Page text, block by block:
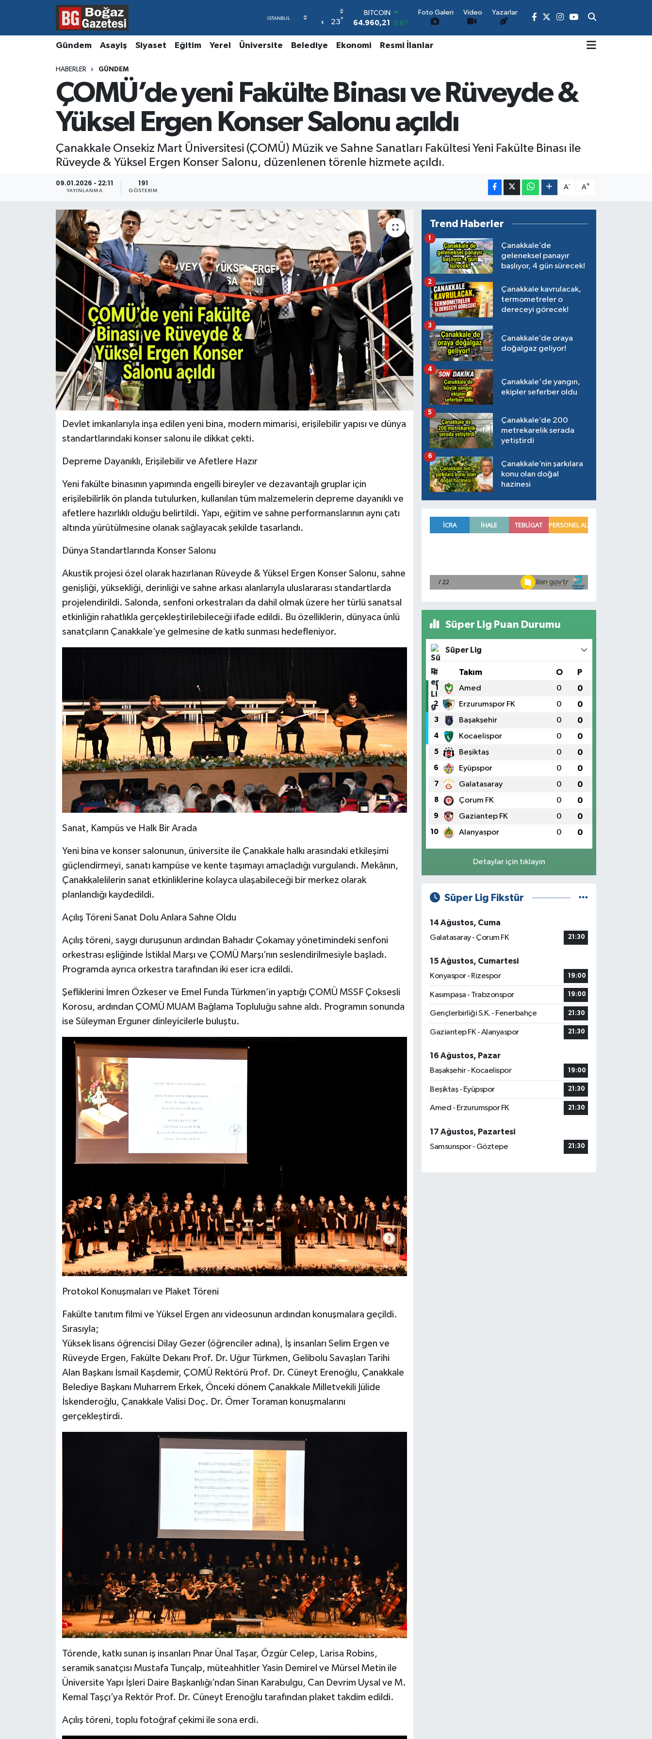
23°
DOLAR
47,7436
0.18
55,2510 0.32
6648.99
BİST100
13.779
-14
BITCOIN
64.960,21
0.87
Foto Galeri Video Yazarlar
Gündem Asayiş Siyaset Eğitim Yerel Üniversite Belediye Ekonomi Resmi İlanlar
HABERLER GÜNDEM
ÇOMÜ’de yeni Fakülte Binası ve Rüveyde &
Yüksel Ergen Konser Salonu açıldı
Çanakkale Onsekiz Mart Üniversitesi (ÇOMÜ) Müzik ve Sahne Sanatları Fakültesi Yeni Fakülte Binası ile
Rüveyde & Yüksel Ergen Konser Salonu, düzenlenen törenle hizmete açıldı.
09.01.2026 - 22:11
YAYINLANMA
191
GÖSTERIM
A- A+
Devlet imkanlarıyla inşa edilen yeni bina, modern mimarisi, erişilebilir yapısı ve dünya
standartlarındaki konser salonu ile dikkat çekti.
Depreme Dayanıklı, Erişilebilir ve Afetlere Hazır
Yeni fakülte binasının yapımında engelli bireyler ve dezavantajlı gruplar için
erişilebilirlik ön planda tutulurken, kullanılan tüm malzemelerin depreme dayanıklı ve
afetlere hazırlıklı olduğu belirtildi. Yapı, eğitim ve sahne performanslarının aynı çatı
altında yürütülmesine olanak sağlayacak şekilde tasarlandı.
Dünya Standartlarında Konser Salonu
Akustik projesi özel olarak hazırlanan Rüveyde & Yüksel Ergen Konser Salonu, sahne
genişliği, yüksekliği, derinliği ve sahne arkası alanlarıyla uluslararası standartlarda
projelendirildi. Salonda, senfoni orkestraları da dahil olmak üzere her türlü sanatsal
etkinliğin rahatlıkla gerçekleştirilebileceği ifade edildi. Bu özelliklerin, dünyaca ünlü
sanatçıların Çanakkale’ye gelmesine de katkı sunması hedefleniyor.
Sanat, Kampüs ve Halk Bir Arada
Yeni bina ve konser salonunun, üniversite ile Çanakkale halkı arasındaki etkileşimi
güçlendirmeyi, sanatı kampüse ve kente taşımayı amaçladığı vurgulandı. Mekânın,
Çanakkalelilerin sanat etkinliklerine kolayca ulaşabileceği bir merkez olarak
planlandığı kaydedildi.
Açılış Töreni Sanat Dolu Anlara Sahne Oldu
Açılış töreni, saygı duruşunun ardından Bahadır Çokamay yönetimindeki senfoni
orkestrası eşliğinde İstiklal Marşı ve ÇOMÜ Marşı’nın seslendirilmesiyle başladı.
Programda ayrıca orkestra tarafından iki eser icra edildi.
Şefliklerini İmren Özkeser ve Emel Funda Türkmen’in yaptığı ÇOMÜ MSSF Çoksesli
Korosu, ardından ÇOMÜ MUAM Bağlama Topluluğu sahne aldı. Programın sonunda
ise Süleyman Erguner dinleyicilerle buluştu.
Protokol Konuşmaları ve Plaket Töreni
Fakülte tanıtım filmi ve Yüksel Ergen anı videosunun ardından konuşmalara geçildi.
Sırasıyla;
Yüksek lisans öğrencisi Dilay Gezer (öğrenciler adına), İş insanları Selim Ergen ve
Rüveyde Ergen, Fakülte Dekanı Prof. Dr. Uğur Türkmen, Gelibolu Savaşları Tarihi
Alan Başkanı İsmail Kaşdemir, ÇOMÜ Rektörü Prof. Dr. Cüneyt Erenoğlu, Çanakkale
Belediye Başkanı Muharrem Erkek, Önceki dönem Çanakkale Milletvekili Jülide
İskenderoğlu, Çanakkale Valisi Doç. Dr. Ömer Toraman konuşmalarını
gerçekleştirdi.
Törende, katkı sunan iş insanları Pınar Ünal Taşar, Özgür Celep, Larisa Robins,
seramik sanatçısı Mustafa Tunçalp, müteahhitler Yasin Demirel ve Mürsel Metin ile
Üniversite Yapı İşleri Daire Başkanlığı’ndan Sinan Karabulgu, Can Devrim Uysal ve M.
Kemal Taşçı’ya Rektör Prof. Dr. Cüneyt Erenoğlu tarafından plaket takdim edildi.
Açılış töreni, toplu fotoğraf çekimi ile sona erdi.
Trend Haberler
Çanakkale’de
geleneksel panayır
başlıyor, 4 gün sürecek!
1
Çanakkale kavrulacak,
termometreler o
dereceyi görecek!
2
Çanakkale’de oraya
doğalgaz geliyor!
3
Çanakkale'de yangın,
ekipler seferber oldu
4
Çanakkale’de 200
metrekarelik serada
yetiştirdi
5
Çanakkale’nin şarkılara
konu olan doğal
hazinesi
6
Süper Lig Puan Durumu
Süper Lig
# Takım O P
1 Amed 0 0
2 Erzurumspor FK 0 0
3 Başakşehir 0 0
4 Kocaelispor 0 0
5 Beşiktaş 0 0
6 Eyüpspor 0 0
7 Galatasaray 0 0
8 Çorum FK 0 0
9 Gaziantep FK 0 0
10 Alanyaspor 0 0
Detaylar için tıklayın
Süper Lig Fikstür
14 Ağustos, Cuma
Galatasaray - Çorum FK
21:30
15 Ağustos, Cumartesi
Konyaspor - Rizespor
19:00
Kasımpaşa - Trabzonspor 19:00
Gençlerbirliği S.K. - Fenerbahçe 21:30
Gaziantep FK - Alanyaspor 21:30
16 Ağustos, Pazar
Başakşehir - Kocaelispor
19:00
Beşiktaş - Eyüpspor 21:30
Amed - Erzurumspor FK 21:30
17 Ağustos, Pazartesi
Samsunspor - Göztepe
21:30
Asayiş
Ekonomi
Gündem
Magazin
Resmi İlanlar
Hava Durumu
Süper Lig Puan Durumu ve Fikstür
Tüm Manşetler
Haber Arşivi